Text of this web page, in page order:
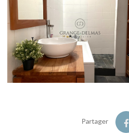
Partager